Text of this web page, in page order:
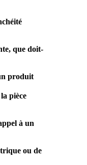
que doit-
produit
pièce
à un
ou de